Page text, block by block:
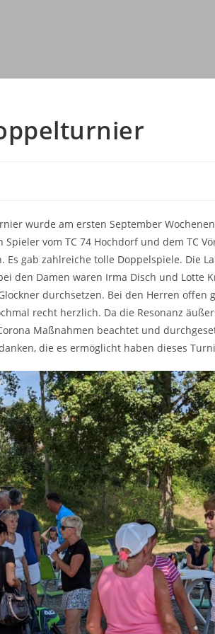
wurde am ersten September
vom TC 74 Hochdorf und dem TC
Es gab zahlreiche tolle Doppelspiele. Die
den Damen waren Irma Disch und Lotte
durchsetzen. Bei den Herren offen
recht herzlich. Da die Resonanz
Maßnahmen beachtet und
die es ermöglicht haben dieses